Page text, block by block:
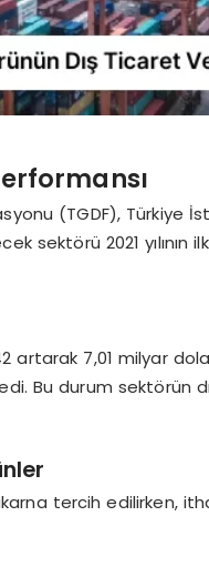
(TGDF), Türkiye
sektörü 2021 yılının
artarak 7,01 milyar
Bu durum sektörün
tercih edilirken,